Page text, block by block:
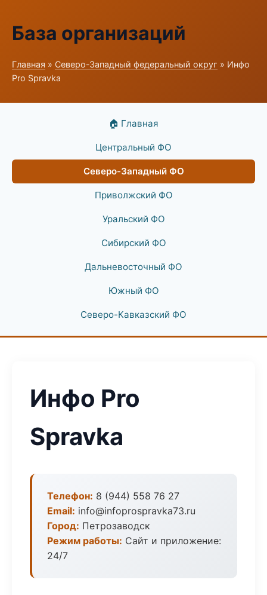
База организаций
Главная » Северо-Западный федеральный округ » Инфо
Pro Spravka
🏠 Главная
Центральный ФО
Северо-Западный ФО
Приволжский ФО
Уральский ФО
Сибирский ФО
Дальневосточный ФО
Южный ФО
Северо-Кавказский ФО
Инфо Pro
Spravka
Телефон: 8 (944) 558 76 27
Email: info@infoprospravka73.ru
Город: Петрозаводск
Режим работы: Сайт и приложение:
24/7